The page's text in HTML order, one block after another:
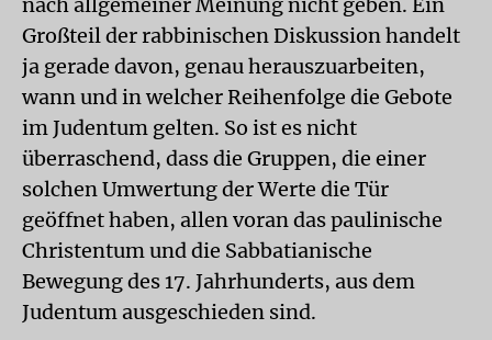
Großteil der rabbinischen Diskussion handelt
ja gerade davon, genau herauszuarbeiten,
wann und in welcher Reihenfolge die Gebote
im Judentum gelten. So ist es nicht
überraschend, dass die Gruppen, die einer
solchen Umwertung der Werte die Tür
geöffnet haben, allen voran das paulinische
Christentum und die Sabbatianische
Bewegung des 17. Jahrhunderts, aus dem
Judentum ausgeschieden sind.